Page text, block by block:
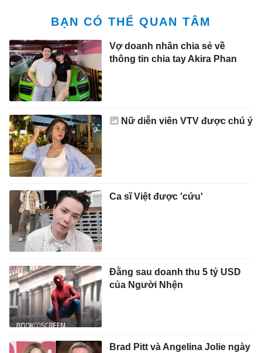
BẠN CÓ THỂ QUAN TÂM
Vợ doanh nhân chia sẻ về
thông tin chia tay Akira Phan
Nữ diễn viên VTV được chú ý
Ca sĩ Việt được 'cứu'
Đằng sau doanh thu 5 tỷ USD
của Người Nhện
Brad Pitt và Angelina Jolie ngày